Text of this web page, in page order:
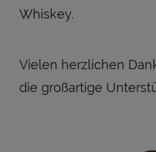
Whiskey.
Vielen herzlichen
die großartige